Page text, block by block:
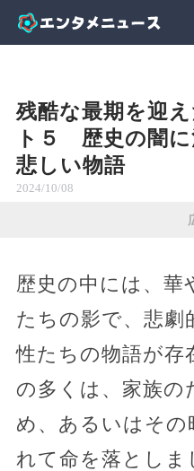
残酷な最期を迎
ト５ 歴史の闇
悲しい物語
2024/10/08
歴史の中には、華
たちの影で、悲劇
性たちの物語が存
の多くは、家族の
め、あるいはその
れて命を落としま